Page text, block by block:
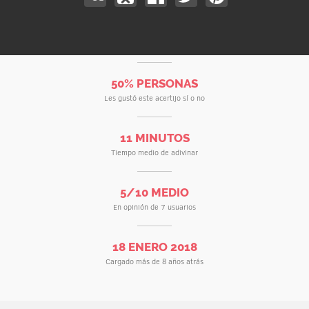
50% PERSONAS
Les gustó este acertijo sí o no
11 MINUTOS
Tiempo medio de adivinar
5/10 MEDIO
En opinión de 7 usuarios
18 ENERO 2018
Cargado más de 8 años atrás